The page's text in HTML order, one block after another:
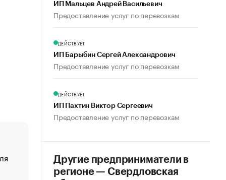
«От спорта тело стареет иначе». Как живет глава
создавшей GTA
ИП Мальцев Андрей Васильевич
Предоставление услуг по перевозкам
ДЕЙСТВУЕТ
ИП Барыбин Сергей Александрович
Предоставление услуг по перевозкам
ДЕЙСТВУЕТ
ИП Пахтин Виктор Сергеевич
Предоставление услуг по перевозкам
Другие предприниматели в
регионе — Свердловская